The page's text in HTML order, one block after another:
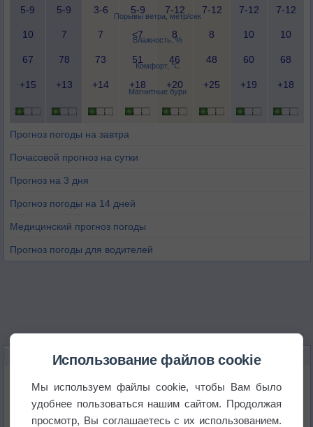
Порывы ветра, метр/сек
Влажность, %
Комфорт, °C
Магнитные бури
5-9
5-9
3-6
5-9
7-12
7-12
7-12
7-12
10 7 7 <7 8 8 10 10
67 78 73 51 46 48 60 68
+15 +13 +14 +18 +20 +25 +19 +18
Прогноз погоды на завтра
Почасовой прогноз на сутки
Прогноз на 3 дня
Прогноз погоды на 14 дней
Медицинский прогноз погоды
Прогноз погоды для водителей
НОВОЕ О ПОГОДЕ
Погода в Краснодаре 6 августа
Использование файлов cookie
Мы используем файлы cookie, чтобы Вам было
удобнее пользоваться нашим сайтом. Продолжая
просмотр, Вы соглашаетесь с их использованием.